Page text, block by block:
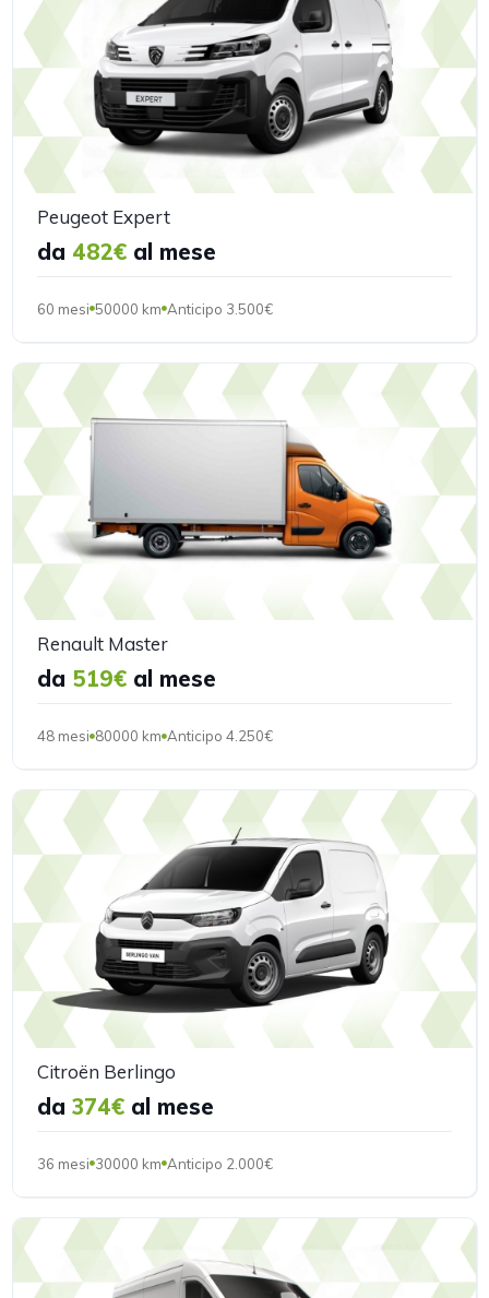
Peugeot Expert
da 482€ al mese
60 mesi 50000 km Anticipo 3.500€
Renault Master
da 519€ al mese
48 mesi 80000 km Anticipo 4.250€
Citroën Berlingo
da 374€ al mese
36 mesi 30000 km Anticipo 2.000€